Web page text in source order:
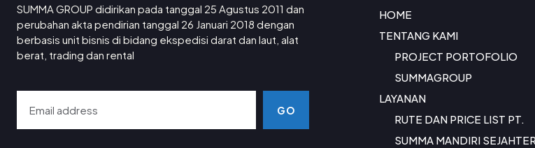
SUMMA GROUP didirikan pada tanggal 25 Agustus 2011 dan
perubahan akta pendirian tanggal 26 Januari 2018 dengan
berbasis unit bisnis di bidang ekspedisi darat dan laut, alat
berat, trading dan rental
GO
HOME
TENTANG KAMI
PROJECT PORTOFOLIO
SUMMAGROUP
LAYANAN
RUTE DAN PRICE LIST PT.
SUMMA MANDIRI